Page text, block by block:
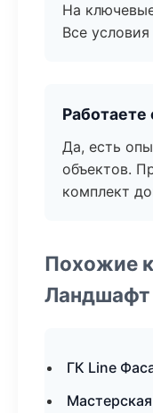
На
Все
Да, есть
объектов.
комплект
Похожие
Ландшафт
ГК Line